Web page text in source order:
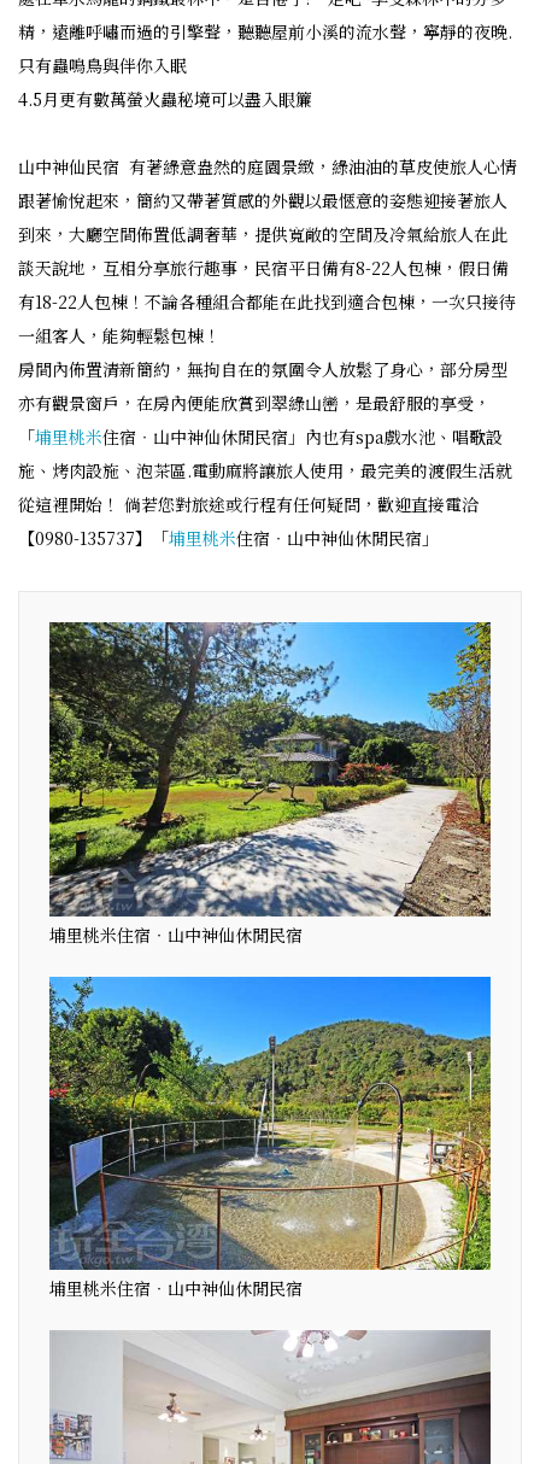
精，遠離呼嘯而過的引擎聲，聽聽屋前小溪的流水聲，寧靜的夜晚.
只有蟲鳴鳥與伴你入眠
4.5月更有數萬螢火蟲秘境可以盡入眼簾
山中神仙民宿 有著綠意盎然的庭園景緻，綠油油的草皮使旅人心情
跟著愉悅起來，簡約又帶著質感的外觀以最愜意的姿態迎接著旅人
到來，大廳空間佈置低調奢華，提供寬敞的空間及冷氣給旅人在此
談天說地，互相分享旅行趣事，民宿平日備有8-22人包棟，假日備
有18-22人包棟！不論各種組合都能在此找到適合包棟，一次只接待
一組客人，能夠輕鬆包棟！
房間內佈置清新簡約，無拘自在的氛圍令人放鬆了身心，部分房型
亦有觀景窗戶，在房內便能欣賞到翠綠山巒，是最舒服的享受，
「埔里桃米住宿‧山中神仙休閒民宿」內也有spa戲水池、唱歌設
施、烤肉設施、泡茶區.電動麻將讓旅人使用，最完美的渡假生活就
從這裡開始！ 倘若您對旅途或行程有任何疑問，歡迎直接電洽
【0980-135737】「埔里桃米住宿‧山中神仙休閒民宿」
埔里桃米住宿‧山中神仙休閒民宿
埔里桃米住宿‧山中神仙休閒民宿